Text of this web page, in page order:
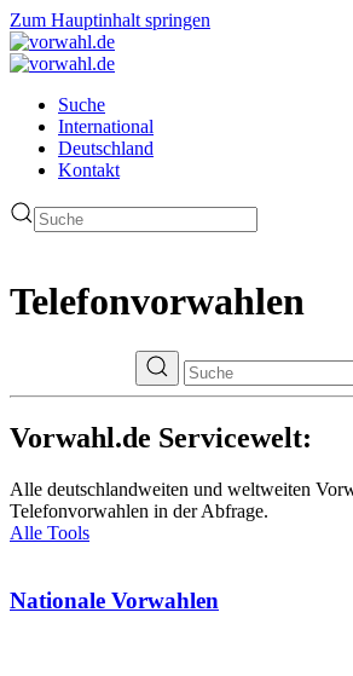
Zum Hauptinhalt springen
Suche
International
Deutschland
Kontakt
Telefonvorwahlen
Vorwahl.de Servicewelt:
Alle deutschlandweiten und weltweiten
Telefonvorwahlen in der Abfrage.
Alle Tools
Nationale Vorwahlen